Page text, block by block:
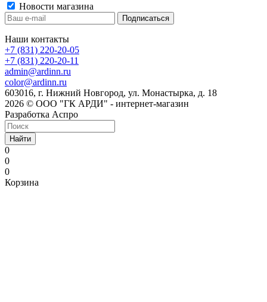
Новости магазина
Наши контакты
+7 (831) 220-20-05
+7 (831) 220-20-11
admin@ardinn.ru
color@ardinn.ru
603016, г. Нижний Новгород, ул. Монастырка, д. 18
2026 © ООО "ГК АРДИ" - интернет-магазин
Разработка Аспро
Найти
0
0
0
Корзина